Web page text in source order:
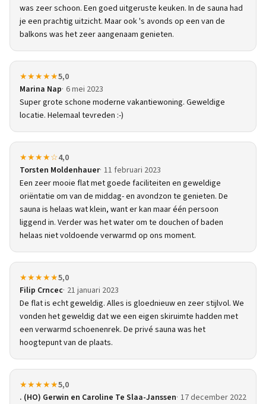
was zeer schoon. Een goed uitgeruste keuken. In de sauna had
je een prachtig uitzicht. Maar ook 's avonds op een van de
balkons was het zeer aangenaam genieten.
★★★★★5,0
Marina Nap 6 mei 2023
Super grote schone moderne vakantiewoning. Geweldige
locatie. Helemaal tevreden :-)
★★★★☆4,0
Torsten Moldenhauer 11 februari 2023
Een zeer mooie flat met goede faciliteiten en geweldige
oriëntatie om van de middag- en avondzon te genieten. De
sauna is helaas wat klein, want er kan maar één persoon
liggend in. Verder was het water om te douchen of baden
helaas niet voldoende verwarmd op ons moment.
★★★★★5,0
Filip Crncec 21 januari 2023
De flat is echt geweldig. Alles is gloednieuw en zeer stijlvol. We
vonden het geweldig dat we een eigen skiruimte hadden met
een verwarmd schoenenrek. De privé sauna was het
hoogtepunt van de plaats.
★★★★★5,0
. (HO) Gerwin en Caroline Te Slaa-Janssen 17 december 2022